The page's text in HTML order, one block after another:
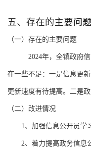
五、 存在的主要问
（一）存在的主要问题
2024年，全镇政府
在一些不足：一是信息更
更新速度有待提高。二是
（二）改进情况
1、加强信息公开员学
2、着力提高政务信息